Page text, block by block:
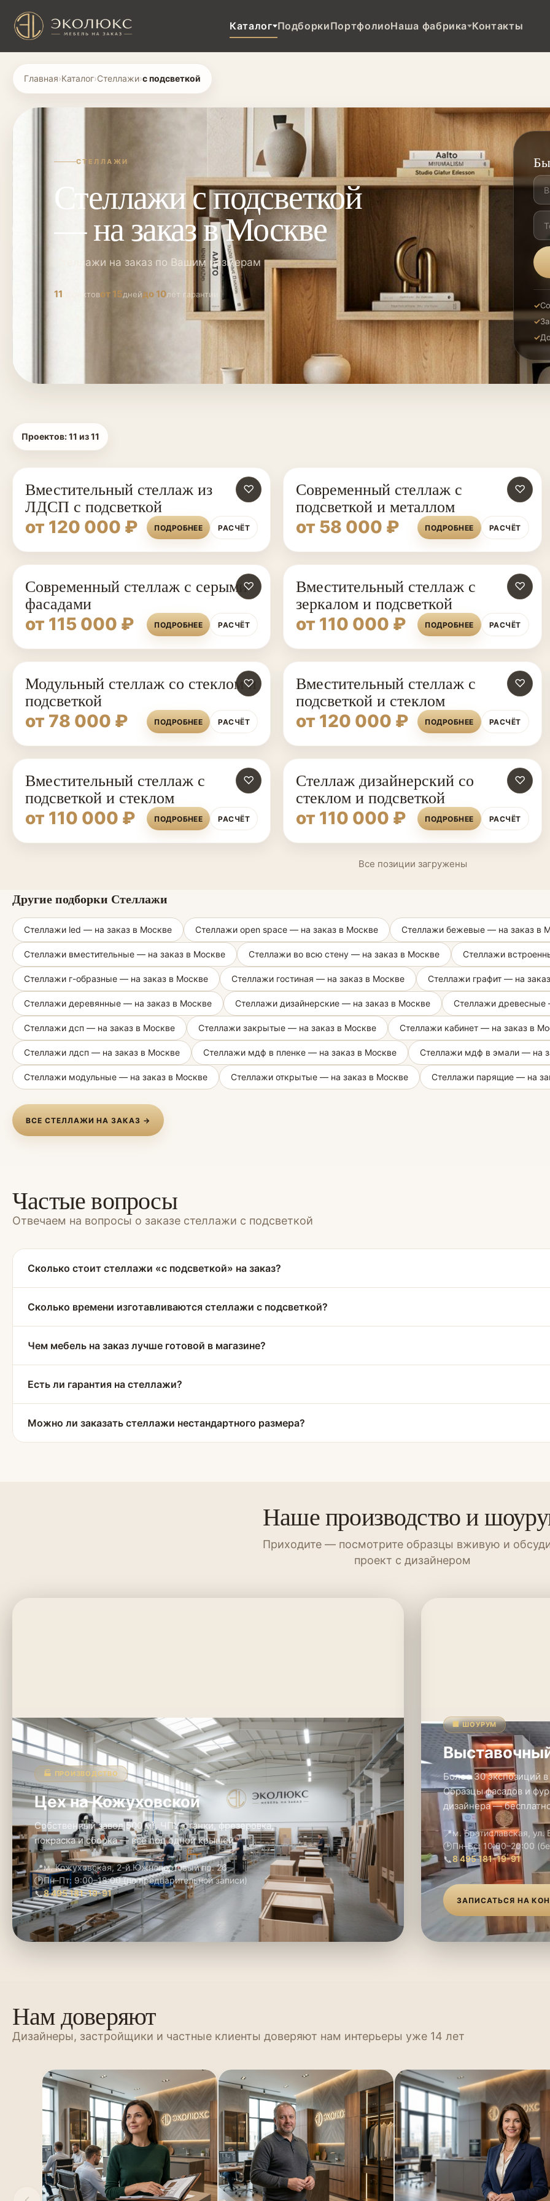
Каталог ПодборкиПортфолиоНаша фабрика Контакты
Главная›Каталог›Стеллажи›с подсветкой
СТЕЛЛАЖИ
Стеллажи с подсветкой
— на заказ в Москве
Cтеллажи на заказ по Вашим размерам
11 проектовот 15днейдо 10лет гарантии
Проектов:11 из11
♡
Вместительный стеллаж из
ЛДСП с подсветкой
от 120 000 ₽
ПОДРОБНЕЕ РАСЧЁТ
♡
Современный стеллаж с
подсветкой и металлом
от 58 000 ₽
ПОДРОБНЕЕ РАСЧЁТ
♡
Современный стеллаж с серыми
фасадами
от 115 000 ₽
ПОДРОБНЕЕ РАСЧЁТ
♡
Вместительный стеллаж с
зеркалом и подсветкой
от 110 000 ₽
ПОДРОБНЕЕ РАСЧЁТ
♡
Модульный стеллаж со стеклом и
подсветкой
от 78 000 ₽
ПОДРОБНЕЕ РАСЧЁТ
♡
Вместительный стеллаж с
подсветкой и стеклом
от 120 000 ₽
ПОДРОБНЕЕ РАСЧЁТ
♡
Вместительный стеллаж с
подсветкой и стеклом
от 110 000 ₽
ПОДРОБНЕЕ РАСЧЁТ
♡
Стеллаж дизайнерский со
стеклом и подсветкой
от 110 000 ₽
ПОДРОБНЕЕ РАСЧЁТ
Все позиции загружены
Другие подборки Стеллажи
Стеллажи led — на заказ в Москве Стеллажи open space — на заказ в Москве Стеллажи бежевые — на заказ в
Стеллажи вместительные — на заказ в Москве Стеллажи во всю стену — на заказ в Москве Стеллажи
Стеллажи г-образные — на заказ в Москве Стеллажи гостиная — на заказ в Москве Стеллажи графит — на
Стеллажи деревянные — на заказ в Москве Стеллажи дизайнерские — на заказ в Москве Стеллажи древесные
Стеллажи дсп — на заказ в Москве Стеллажи закрытые — на заказ в Москве Стеллажи кабинет — на заказ в
Стеллажи лдсп — на заказ в Москве Стеллажи мдф в пленке — на заказ в Москве Стеллажи мдф в эмали — на
Стеллажи модульные — на заказ в Москве Стеллажи открытые — на заказ в Москве Стеллажи парящие — на
ВСЕ СТЕЛЛАЖИ НА ЗАКАЗ →
Частые вопросы
Отвечаем на вопросы о заказе стеллажи с подсветкой
Сколько стоит стеллажи «с подсветкой» на заказ?
Сколько времени изготавливаются стеллажи с подсветкой?
Чем мебель на заказ лучше готовой в магазине?
Есть ли гарантия на стеллажи?
Можно ли заказать стеллажи нестандартного размера?
Наше производство и
Приходите — посмотрите образцы вживую и
проект с дизайнером
🏭 ПРОИЗВОДСТВО
Цех на Кожуховской
Собственный завод 500 м². ЧПУ-станки, фрезеровка,
покраска и сборка — всё под одной крышей.
📍м. Кожуховская, 2-й Южнопортовый пр. 26
🕑Пн–Пт: 9:00–18:00 (по предварительной записи)
📞8 495 181-19-91
🏢 ШОУРУМ
Более 30 экспозиций
Образцы фасадов и
дизайнера —
📍м. Братиславская, ул.
🕑Пн–Вс: 10:00–20:00
📞8 495 181-19-91
ЗАПИСАТЬСЯ НА
Нам доверяют
Дизайнеры, застройщики и частные клиенты доверяют нам интерьеры уже 14 лет